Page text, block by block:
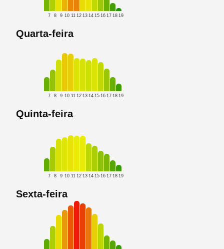
7 8 9 10 11 12 13 14 15 16 17 18 19
Quarta-feira
7 8 9 10 11 12 13 14 15 16 17 18 19
Quinta-feira
7 8 9 10 11 12 13 14 15 16 17 18 19
Sexta-feira